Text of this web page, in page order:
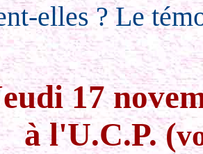
elles ? Le
17
à l'U.C.P. (